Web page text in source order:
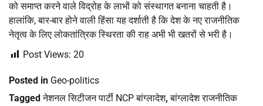
को समाप्त करने वाले विद्रोह के लाभों को संस्थागत बनाना चाहती है।
हालांकि, बार-बार होने वाली हिंसा यह दर्शाती है कि देश के नए राजनीतिक
नेतृत्व के लिए लोकतांत्रिक स्थिरता की राह अभी भी खतरों से भरी है।
Post Views: 20
Posted in Geo-politics
Taggedनेशनल सिटीजन पार्टी NCP बांग्लादेश,बांग्लादेश राजनीतिक